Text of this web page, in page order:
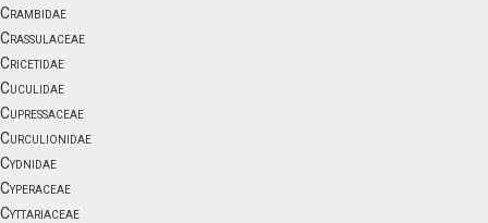
Crambidae
Crassulaceae
Cricetidae
Cuculidae
Cupressaceae
Curculionidae
Cydnidae
Cyperaceae
Cyttariaceae